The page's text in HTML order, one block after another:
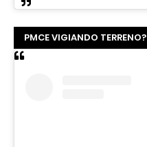
PMCE VIGIANDO TERRENO?